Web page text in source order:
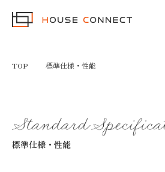
TOP 標準仕様・性能
標準仕様・性能